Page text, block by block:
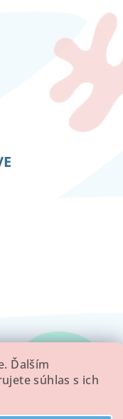
Ďalším
súhlas s ich